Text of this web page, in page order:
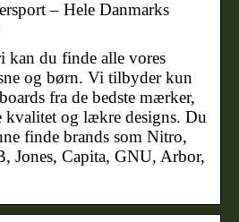
– Hele Danmarks
kan du finde alle vores
og børn. Vi tilbyder kun
fra de bedste mærker,
kvalitet og lækre designs. Du
finde brands som Nitro,
Jones, Capita, GNU, Arbor,